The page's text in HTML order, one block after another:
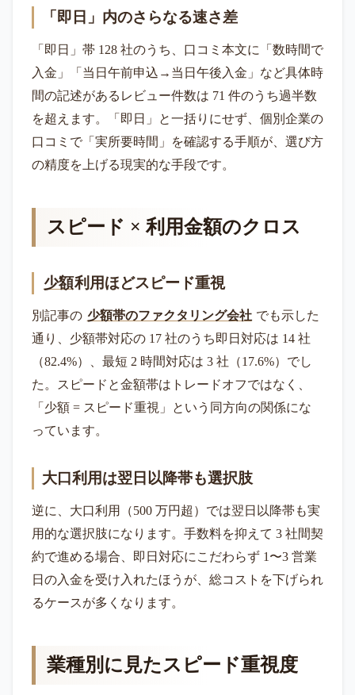
「即日」内のさらなる速さ差
「即日」帯 128 社のうち、口コミ本文に「数時間で
入金」「当日午前申込→当日午後入金」など具体時
間の記述があるレビュー件数は 71 件のうち過半数
を超えます。「即日」と一括りにせず、個別企業の
口コミで「実所要時間」を確認する手順が、選び方
の精度を上げる現実的な手段です。
スピード × 利用金額のクロス
少額利用ほどスピード重視
別記事の 少額帯のファクタリング会社 でも示した
通り、少額帯対応の 17 社のうち即日対応は 14 社
（82.4%）、最短 2 時間対応は 3 社（17.6%）でし
た。スピードと金額帯はトレードオフではなく、
「少額 = スピード重視」という同方向の関係にな
っています。
大口利用は翌日以降帯も選択肢
逆に、大口利用（500 万円超）では翌日以降帯も実
用的な選択肢になります。手数料を抑えて 3 社間契
約で進める場合、即日対応にこだわらず 1〜3 営業
日の入金を受け入れたほうが、総コストを下げられ
るケースが多くなります。
業種別に見たスピード重視度